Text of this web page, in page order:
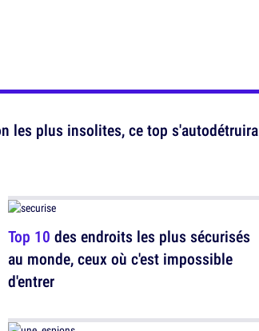
les plus insolites, ce top s'autodétruira
Top 10 des endroits les plus sécurisés
au monde, ceux où c'est impossible
d'entrer